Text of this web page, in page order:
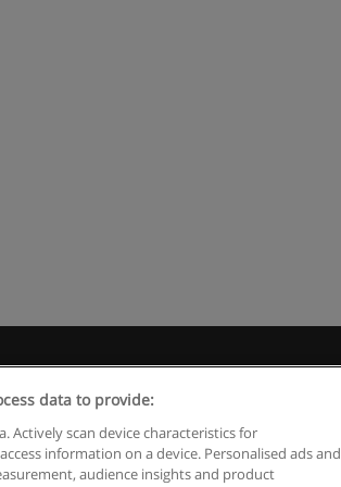
turkiye.com
data to provide:
Actively scan device characteristics for
information on a device. Personalised ads and
audience insights and product